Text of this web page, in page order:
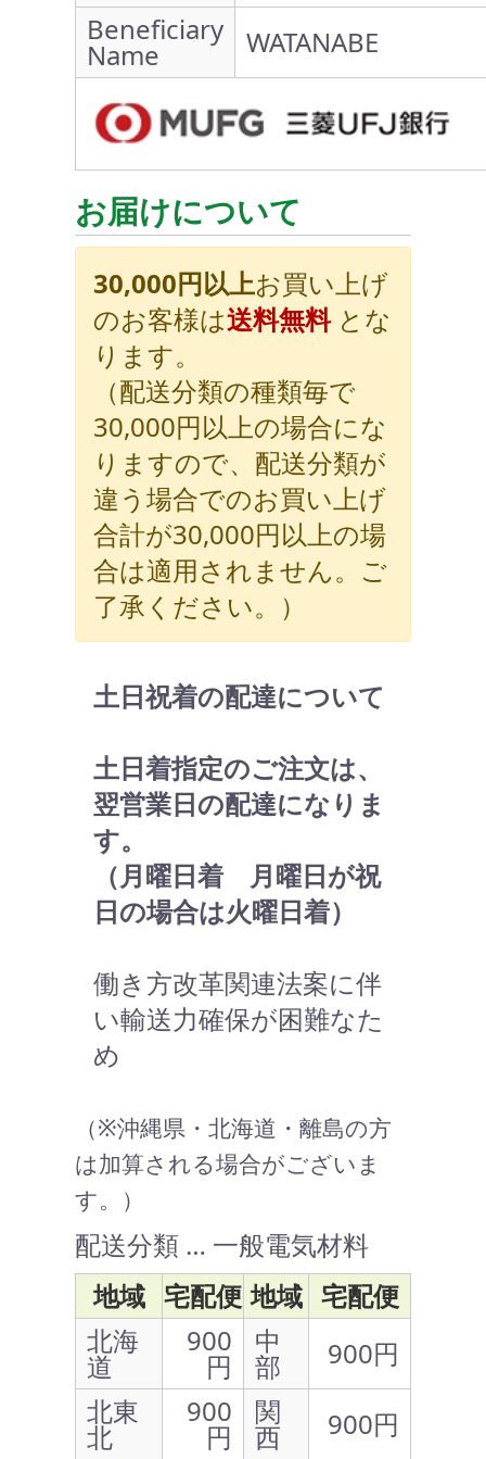
Beneficiary
Name WATANABE
お届けについて
30,000円以上お買い上げ
のお客様は送料無料とな
ります。
（配送分類の種類毎で
30,000円以上の場合にな
りますので、配送分類が
違う場合でのお買い上げ
合計が30,000円以上の場
合は適用されません。ご
了承ください。）
土日祝着の配達について
土日着指定のご注文は、
翌営業日の配達になりま
す。
（月曜日着 月曜日が祝
日の場合は火曜日着）
働き方改革関連法案に伴
い輸送力確保が困難なた
め
（※沖縄県・北海道・離島の方
は加算される場合がございま
す。）
配送分類 … 一般電気材料
地域 宅配便 地域 宅配便
北海
道
900
円
中
部
900円
北東
北
900
円
関
西 900円